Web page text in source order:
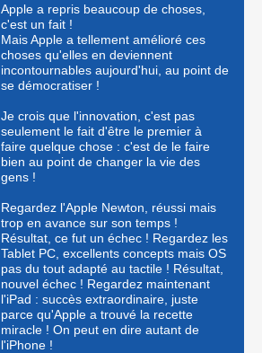
Apple a repris beaucoup de choses,
c'est un fait !
Mais Apple a tellement amélioré ces
choses qu'elles en deviennent
incontournables aujourd'hui, au point de
se démocratiser !
Je crois que l'innovation, c'est pas
seulement le fait d'être le premier à
faire quelque chose : c'est de le faire
bien au point de changer la vie des
gens !
Regardez l'Apple Newton, réussi mais
trop en avance sur son temps !
Résultat, ce fut un échec ! Regardez les
Tablet PC, excellents concepts mais OS
pas du tout adapté au tactile ! Résultat,
nouvel échec ! Regardez maintenant
l'iPad : succès extraordinaire, juste
parce qu'Apple a trouvé la recette
miracle ! On peut en dire autant de
l'iPhone !